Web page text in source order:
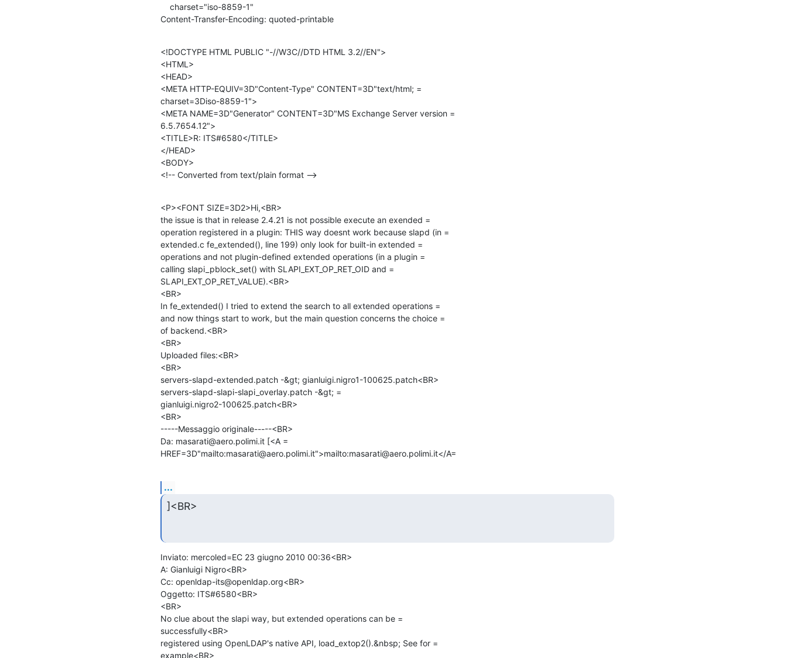
Content-Transfer-Encoding: quoted-printable
<!DOCTYPE HTML PUBLIC "-//W3C//DTD HTML 3.2//EN">
<HTML>
<HEAD>
<META HTTP-EQUIV=3D"Content-Type" CONTENT=3D"text/html; =
charset=3Diso-8859-1">
<META NAME=3D"Generator" CONTENT=3D"MS Exchange Server version =
6.5.7654.12">
<TITLE>R: ITS#6580</TITLE>
</HEAD>
<BODY>
<!-- Converted from text/plain format -->
<P><FONT SIZE=3D2>Hi,<BR>
the issue is that in release 2.4.21 is not possible execute an exended =
operation registered in a plugin: THIS way doesnt work because slapd (in =
extended.c fe_extended(), line 199) only look for built-in extended =
operations and not plugin-defined extended operations (in a plugin =
calling slapi_pblock_set() with SLAPI_EXT_OP_RET_OID and =
SLAPI_EXT_OP_RET_VALUE).<BR>
<BR>
In fe_extended() I tried to extend the search to all extended operations =
and now things start to work, but the main question concerns the choice =
of backend.<BR>
<BR>
Uploaded files:<BR>
<BR>
servers-slapd-extended.patch -&gt; gianluigi.nigro1-100625.patch<BR>
servers-slapd-slapi-slapi_overlay.patch -&gt; =
gianluigi.nigro2-100625.patch<BR>
<BR>
-----Messaggio originale-----<BR>
Da: masarati@aero.polimi.it [<A =
HREF=3D"mailto:masarati@aero.polimi.it">mailto:masarati@aero.polimi.it</A=
...
]<BR>
Inviato: mercoled=EC 23 giugno 2010 00:36<BR>
A: Gianluigi Nigro<BR>
Cc: openldap-its@openldap.org<BR>
Oggetto: ITS#6580<BR>
<BR>
No clue about the slapi way, but extended operations can be =
successfully<BR>
registered using OpenLDAP's native API, load_extop2().&nbsp; See for =
example<BR>